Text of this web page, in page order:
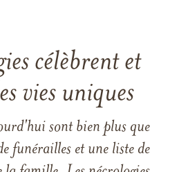
célèbrent et
vies uniques
sont bien plus que
funérailles et une liste de